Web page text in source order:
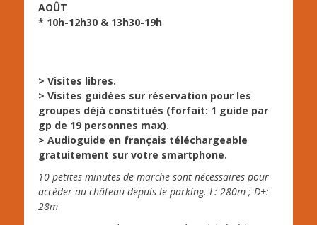
AOÛT
* 10h-12h30 & 13h30-19h
> Visites libres.
> Visites guidées sur réservation pour les
groupes déjà constitués (forfait: 1 guide par
gp de 19 personnes max).
> Audioguide en français téléchargeable
gratuitement sur votre smartphone.
10 petites minutes de marche sont nécessaires pour
accéder au château depuis le parking. L: 280m ; D+:
28m